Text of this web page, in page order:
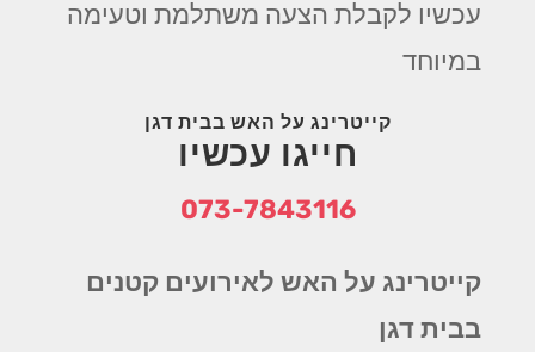
עכשיו לקבלת הצעה משתלמת וטעימה
במיוחד
קייטרינג על האש בבית דגן
חייגו עכשיו
073-7843116
קייטרינג על האש לאירועים קטנים
בבית דגן